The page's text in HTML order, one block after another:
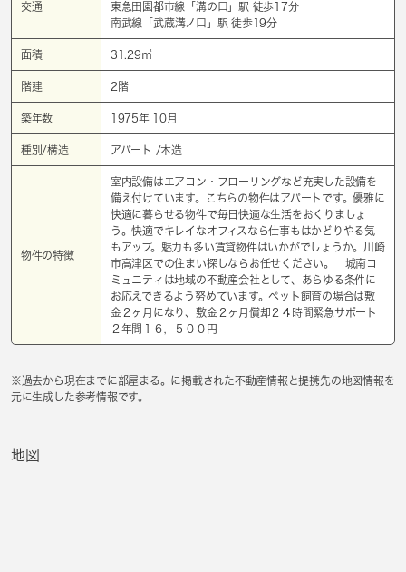
交通
東急田園都市線「溝の口 」駅 徒歩17分
南武線「 武蔵溝ノ口 」駅 徒歩19分
面積 31.29㎡
階建 2階
築年数 1975年 10月
種別/構造 アパート /木造
物件の特徴
室内設備はエアコン・フローリングなど充実した設備を
備え付けています。こちらの物件はアパートです。優雅に
快適に暮らせる物件で毎日快適な生活をおくりましょ
う。快適でキレイなオフィスなら仕事もはかどりやる気
もアップ。魅力も多い賃貸物件はいかがでしょうか。川崎
市高津区での住まい探しならお任せください。 城南コ
ミュニティは地域の不動産会社として、あらゆる条件に
お応えできるよう努めています。ペット飼育の場合は敷
金２ヶ月になり、敷金２ヶ月償却２４時間緊急サポート
２年間１６，５００円
※過去から現在までに部屋まる。に掲載された不動産情報と提携先の地図情報を
元に生成した参考情報です。
地図